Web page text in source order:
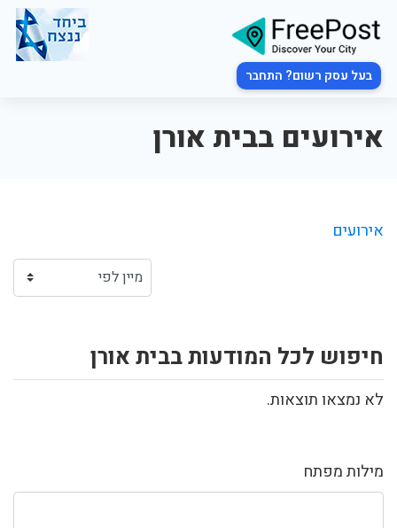
בעל עסק רשום? התחבר
אירועים בבית אורן
מילות מפתח
אירועים
חיפוש לכל המודעות בבית אורן
לא נמצאו תוצאות.